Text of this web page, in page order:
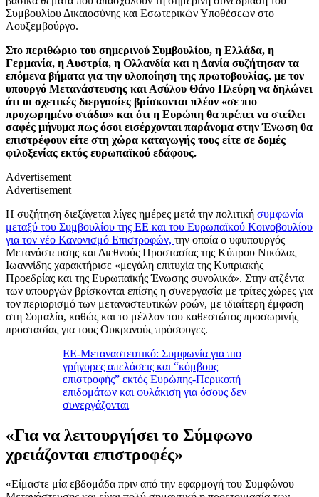
Συμβουλίου Δικαιοσύνης και Εσωτερικών Υποθέσεων στο
Λουξεμβούργο.
Στο περιθώριο του σημερινού Συμβουλίου, η Ελλάδα, η
Γερμανία, η Αυστρία, η Ολλανδία και η Δανία συζήτησαν τα
επόμενα βήματα για την υλοποίηση της πρωτοβουλίας, με τον
υπουργό Μετανάστευσης και Ασύλου Θάνο Πλεύρη να δηλώνει
ότι οι σχετικές διεργασίες βρίσκονται πλέον «σε πιο
προχωρημένο στάδιο» και ότι η Ευρώπη θα πρέπει να στείλει
σαφές μήνυμα πως όσοι εισέρχονται παράνομα στην Ένωση θα
επιστρέφουν είτε στη χώρα καταγωγής τους είτε σε δομές
φιλοξενίας εκτός ευρωπαϊκού εδάφους.
Advertisement
Advertisement
Η συζήτηση διεξάγεται λίγες ημέρες μετά την πολιτική συμφωνία
μεταξύ του Συμβουλίου της ΕΕ και του Ευρωπαϊκού Κοινοβουλίου
για τον νέο Κανονισμό Επιστροφών, την οποία ο υφυπουργός
Μετανάστευσης και Διεθνούς Προστασίας της Κύπρου Νικόλας
Ιωαννίδης χαρακτήρισε «μεγάλη επιτυχία της Κυπριακής
Προεδρίας και της Ευρωπαϊκής Ένωσης συνολικά». Στην ατζέντα
των υπουργών βρίσκονται επίσης η συνεργασία με τρίτες χώρες για
τον περιορισμό των μεταναστευτικών ροών, με ιδιαίτερη έμφαση
στη Σομαλία, καθώς και το μέλλον του καθεστώτος προσωρινής
προστασίας για τους Ουκρανούς πρόσφυγες.
ΕΕ-Μεταναστευτικό: Συμφωνία για πιο
γρήγορες απελάσεις και “κόμβους
επιστροφής” εκτός Ευρώπης-Περικοπή
επιδομάτων και φυλάκιση για όσους δεν
συνεργάζονται
«Για να λειτουργήσει το Σύμφωνο
χρειάζονται επιστροφές»
«Είμαστε μία εβδομάδα πριν από την εφαρμογή του Συμφώνου